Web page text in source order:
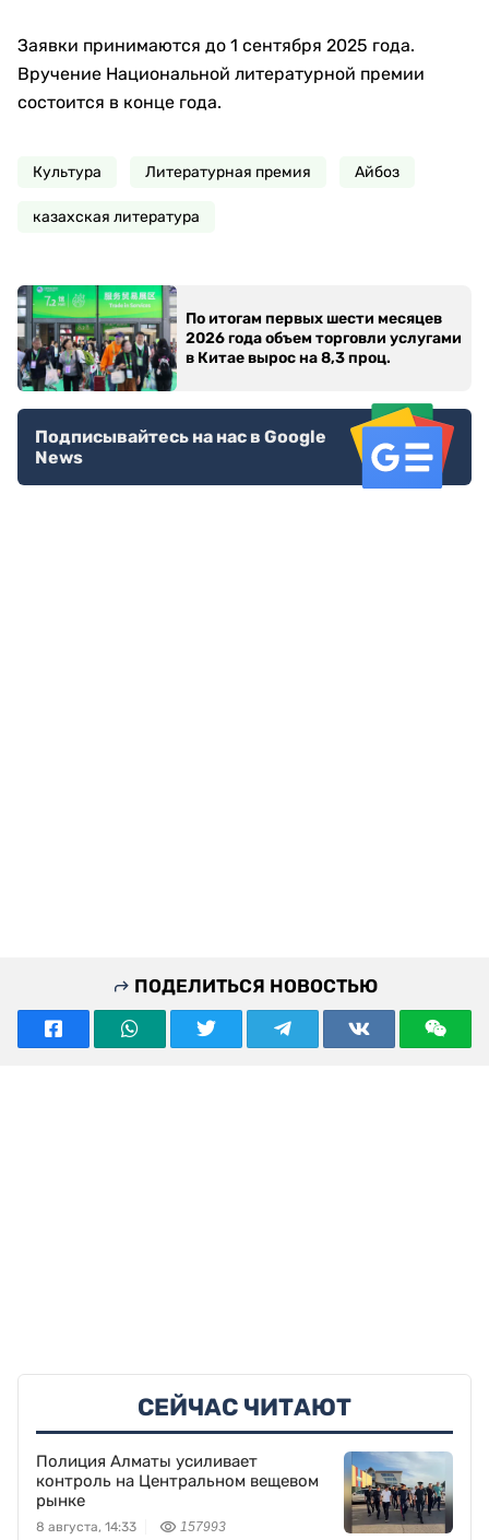
Заявки принимаются до 1 сентября 2025 года.
Вручение Национальной литературной премии
состоится в конце года.
Культура Литературная премия Айбоз
казахская литература
По итогам первых шести месяцев
2026 года объем торговли услугами
в Китае вырос на 8,3 проц.
Подписывайтесь на нас в Google
News
ПОДЕЛИТЬСЯ НОВОСТЬЮ
СЕЙЧАС ЧИТАЮТ
Полиция Алматы усиливает
контроль на Центральном вещевом
рынке
8 августа, 14:33 157993